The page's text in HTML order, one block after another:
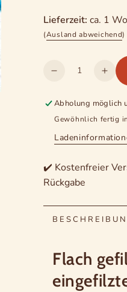
Lieferzeit: ca. 1
(Ausland abweichend)
Anzahl
Verringere
Menge
für
Untersetzer
rund,
bunte
Punkte
für
Filz-
Abholung möglich
Gewöhnlich fertig
✔️ Kostenfreier
Rückgabe
Flach